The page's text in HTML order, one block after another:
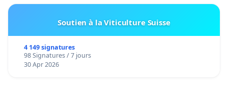
Soutien à la Viticulture Suisse
4 149 signatures
98 Signatures / 7 jours
30 Apr 2026